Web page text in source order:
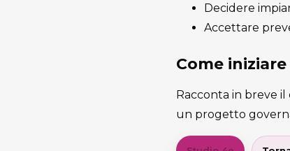
Decidere
Accettare
Come iniziare
Racconta in breve il
un progetto